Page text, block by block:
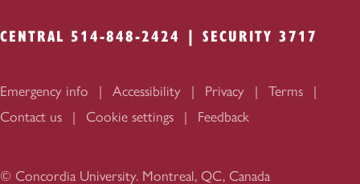
CENTRAL 514-848-2424 | SECURITY 3717
Emergency info Accessibility Privacy
Terms
Contact us
Cookie settings Feedback
© Concordia University. Montreal, QC, Canada